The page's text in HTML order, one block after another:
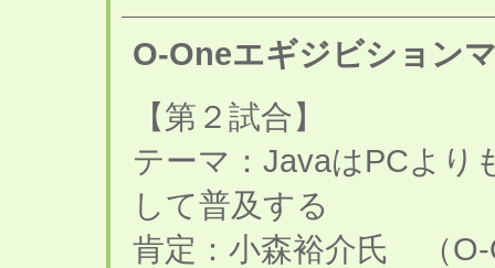
O-Oneエギジビション
【第２試合】
テーマ：JavaはPCより
して普及する
肯定：小森裕介氏 （O-